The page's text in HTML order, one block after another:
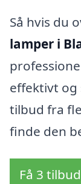
Så hvis du
lamper i
effektivt og
tilbud fra
finde den
Få 3